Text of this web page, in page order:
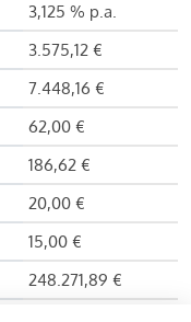
3,125 % p.a.
3.575,12 €
7.448,16 €
62,00 €
186,62 €
20,00 €
15,00 €
248.271,89 €